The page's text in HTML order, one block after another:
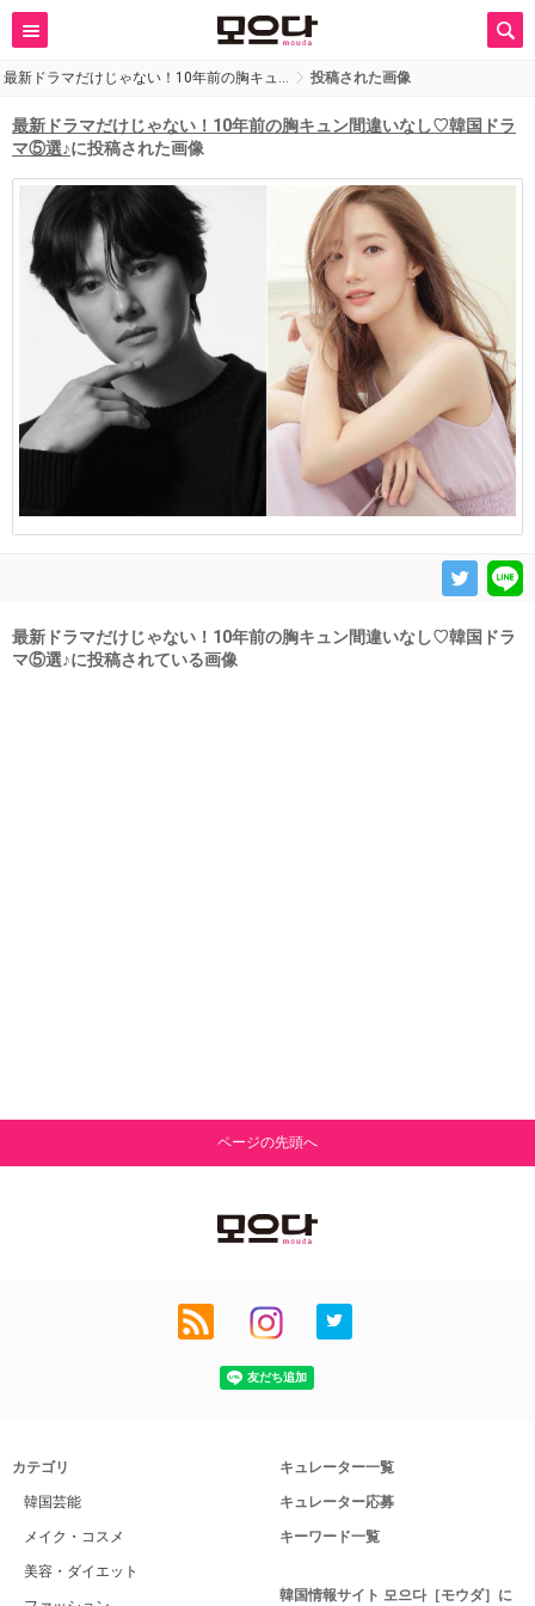
最新ドラマだけじゃない！10年前の胸キュ… 投稿された画像
最新ドラマだけじゃない！10年前の胸キュン間違いなし♡韓国ドラ
マ⑤選♪に投稿された画像
最新ドラマだけじゃない！10年前の胸キュン間違いなし♡韓国ドラ
マ⑤選♪に投稿されている画像
ページの先頭へ
カテゴリ
韓国芸能
メイク・コスメ
美容・ダイエット
キュレーター一覧
キュレーター応募
キーワード一覧
韓国情報サイト 모으다［モウダ］に